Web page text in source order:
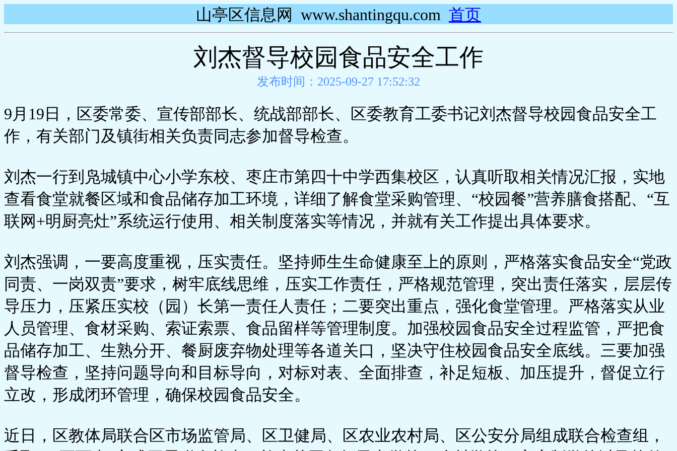
山亭区信息网 www.shantingqu.com 首页
刘杰督导校园食品安全工作
发布时间：2025-09-27 17:52:32
9月19日，区委常委、宣传部部长、统战部部长、区委教育工委书记刘杰督导校园食品安全工
作，有关部门及镇街相关负责同志参加督导检查。
刘杰一行到凫城镇中心小学东校、枣庄市第四十中学西集校区，认真听取相关情况汇报，实地
查看食堂就餐区域和食品储存加工环境，详细了解食堂采购管理、“校园餐”营养膳食搭配、“互
联网+明厨亮灶”系统运行使用、相关制度落实等情况，并就有关工作提出具体要求。
刘杰强调，一要高度重视，压实责任。坚持师生生命健康至上的原则，严格落实食品安全“党政
同责、一岗双责”要求，树牢底线思维，压实工作责任，严格规范管理，突出责任落实，层层传
导压力，压紧压实校（园）长第一责任人责任；二要突出重点，强化食堂管理。严格落实从业
人员管理、食材采购、索证索票、食品留样等管理制度。加强校园食品安全过程监管，严把食
品储存加工、生熟分开、餐厨废弃物处理等各道关口，坚决守住校园食品安全底线。三要加强
督导检查，坚持问题导向和目标导向，对标对表、全面排查，补足短板、加压提升，督促立行
立改，形成闭环管理，确保校园食品安全。
近日，区教体局联合区市场监管局、区卫健局、区农业农村局、区公安分局组成联合检查组，